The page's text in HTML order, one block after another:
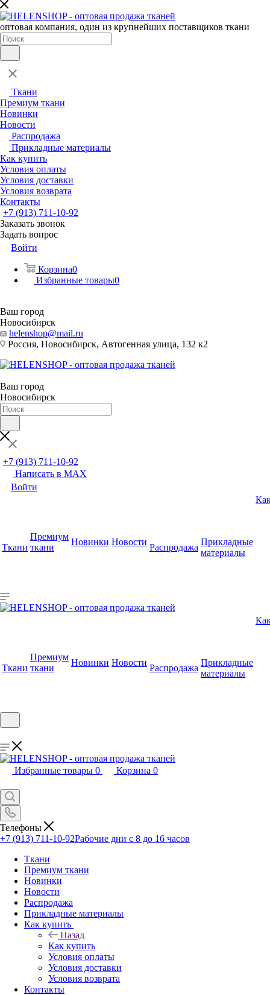
оптовая компания, один из крупнейших поставщиков ткани
Ткани
Премиум ткани
Новинки
Новости
Распродажа
Прикладные материалы
Как купить
Условия оплаты
Условия доставки
Условия возврата
Контакты
+7 (913) 711-10-92
Заказать звонок
Задать вопрос
Войти
Корзина0
Избранные товары0
Ваш город
Новосибирск
helenshop@mail.ru
Россия, Новосибирск, Автогенная улица, 132 к2
Ваш город
Новосибирск
+7 (913) 711-10-92
Написать в MAX
Войти
Ткани
Премиум
ткани
Новинки Новости
Распродажа
Прикладные
материалы
Ткани
Премиум
ткани
Новинки Новости
Распродажа
Прикладные
материалы
Избранные товары 0 Корзина 0
Телефоны
+7 (913) 711-10-92Рабочие дни с 8 до 16 часов
Ткани
Премиум ткани
Новинки
Новости
Распродажа
Прикладные материалы
Как купить
Назад
Как купить
Условия оплаты
Условия доставки
Условия возврата
Контакты